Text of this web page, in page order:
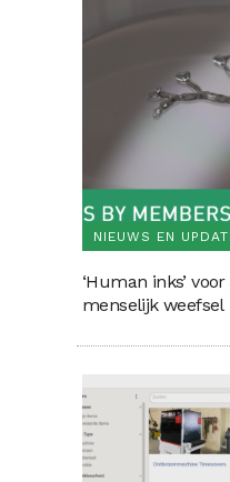
NIEUWS EN
‘Human inks’
menselijk weefsel